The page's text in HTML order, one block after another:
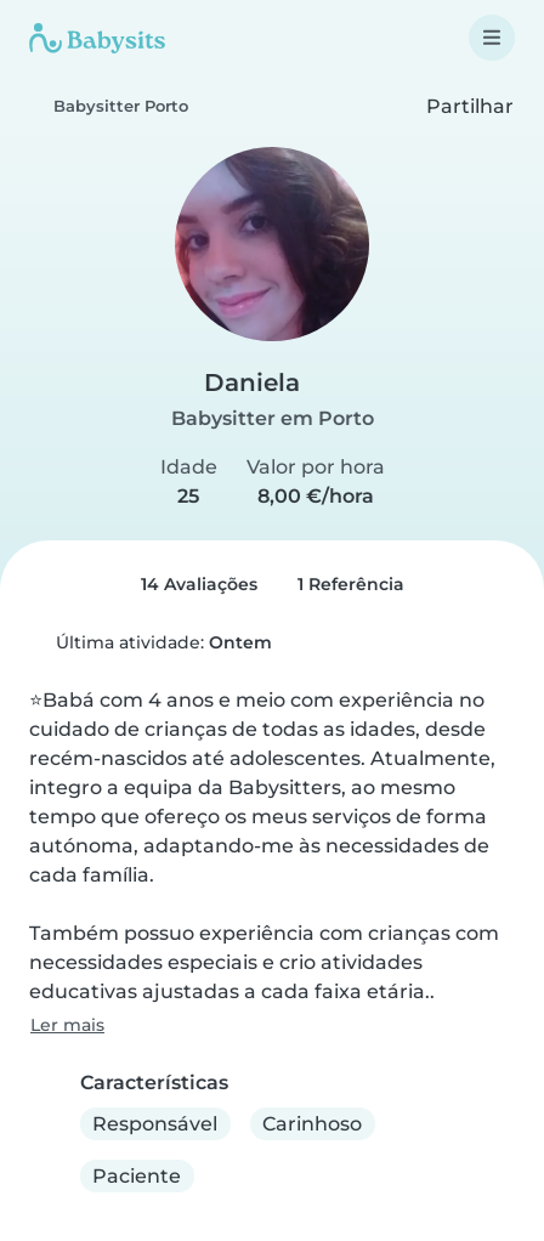
Babysitter Porto Partilhar
Daniela
Babysitter em Porto
Idade
25
Valor por hora
8,00 €/hora
14 Avaliações 1 Referência
Última atividade: Ontem
⭐Babá com 4 anos e meio com experiência no
cuidado de crianças de todas as idades, desde
recém-nascidos até adolescentes. Atualmente,
integro a equipa da Babysitters, ao mesmo
tempo que ofereço os meus serviços de forma
autónoma, adaptando-me às necessidades de
cada família.
Também possuo experiência com crianças com
necessidades especiais e crio atividades
educativas ajustadas a cada faixa etária..
Ler mais
Características
Responsável
Carinhoso
Paciente